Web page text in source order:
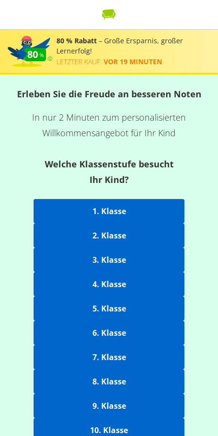
80
80 % Rabatt – Große Ersparnis, großer
Lernerfolg!
LETZTER KAUF: VOR 19 MINUTEN
Erleben Sie die Freude an besseren Noten
In nur 2 Minuten zum personalisierten
Willkommensangebot für Ihr Kind
Welche Klassenstufe besucht
Ihr Kind?
1. Klasse
2. Klasse
3. Klasse
4. Klasse
5. Klasse
6. Klasse
7. Klasse
8. Klasse
9. Klasse
10. Klasse